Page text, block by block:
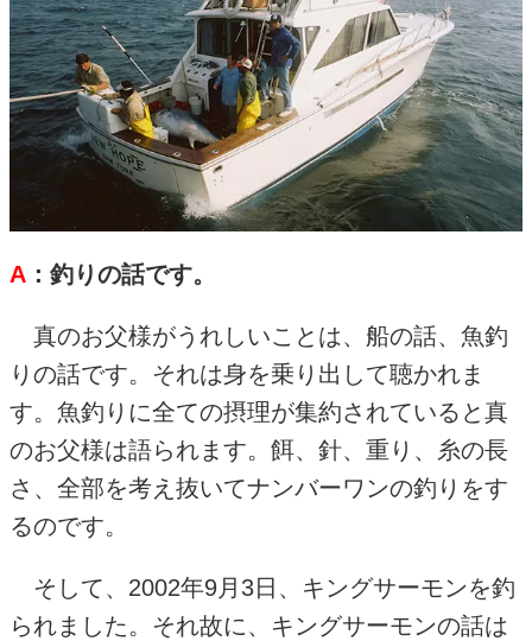
A ：釣りの話です。
真のお父様がうれしいことは、船の話、魚釣
りの話です。それは身を乗り出して聴かれま
す。魚釣りに全ての摂理が集約されていると真
のお父様は語られます。餌、針、重り、糸の長
さ、全部を考え抜いてナンバーワンの釣りをす
るのです。
そして、 2002年9月 3日、キングサーモンを釣
られました。それ故に、キングサーモンの話は